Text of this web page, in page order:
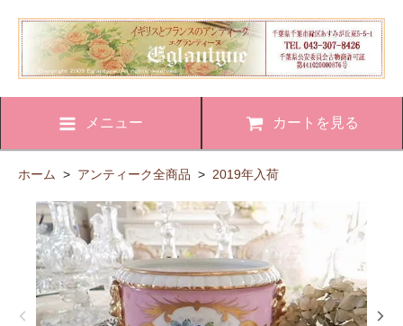
メニュー カートを見る
ホーム > アンティーク全商品 > 2019年入荷